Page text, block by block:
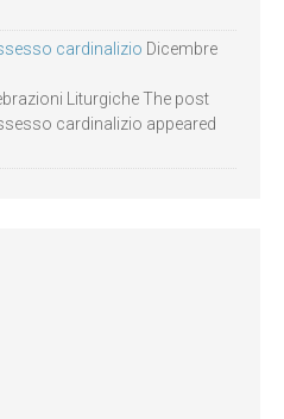
cardinalizio Dicembre
Liturgiche The post
cardinalizio appeared